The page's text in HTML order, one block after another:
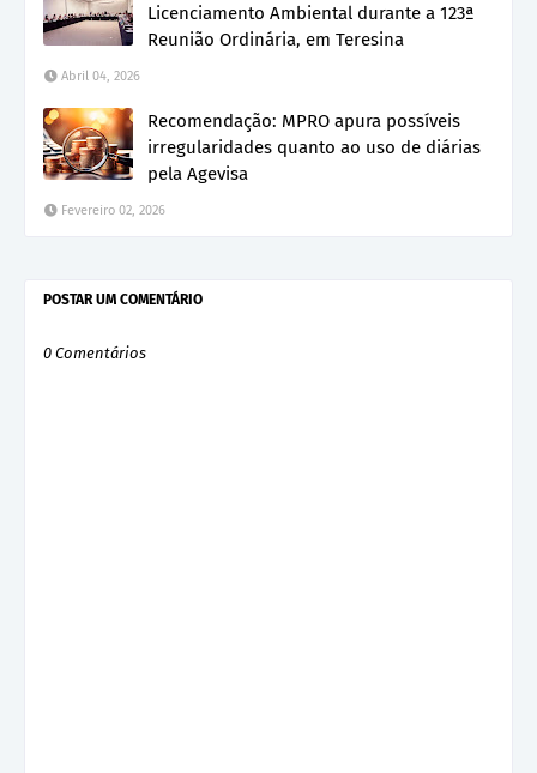
Licenciamento Ambiental durante a 123ª
Reunião Ordinária, em Teresina
Abril 04, 2026
Recomendação: MPRO apura possíveis
irregularidades quanto ao uso de diárias
pela Agevisa
Fevereiro 02, 2026
POSTAR UM COMENTÁRIO
0 Comentários